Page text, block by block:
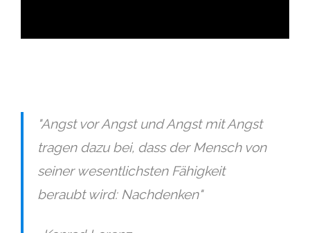
"Angst vor Angst und Angst mit Angst
tragen dazu bei, dass der Mensch von
seiner wesentlichsten Fähigkeit
beraubt wird: Nachdenken"